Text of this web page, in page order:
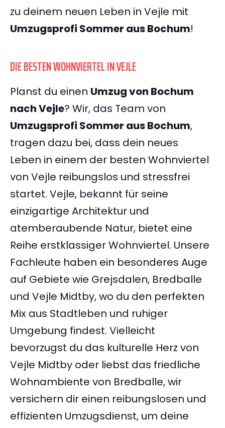
zu deinem neuen Leben in Vejle mit
Umzugsprofi Sommer aus Bochum!
DIE BESTEN WOHNVIERTEL IN VEJLE
Planst du einen Umzug von Bochum
nach Vejle? Wir, das Team von
Umzugsprofi Sommer aus Bochum,
tragen dazu bei, dass dein neues
Leben in einem der besten Wohnviertel
von Vejle reibungslos und stressfrei
startet. Vejle, bekannt für seine
einzigartige Architektur und
atemberaubende Natur, bietet eine
Reihe erstklassiger Wohnviertel. Unsere
Fachleute haben ein besonderes Auge
auf Gebiete wie Grejsdalen, Bredballe
und Vejle Midtby, wo du den perfekten
Mix aus Stadtleben und ruhiger
Umgebung findest. Vielleicht
bevorzugst du das kulturelle Herz von
Vejle Midtby oder liebst das friedliche
Wohnambiente von Bredballe, wir
versichern dir einen reibungslosen und
effizienten Umzugsdienst, um deine